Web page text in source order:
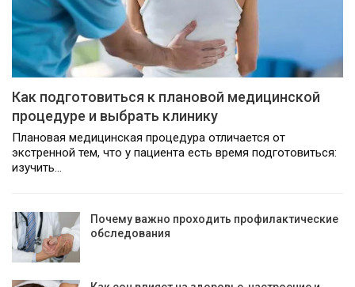
Как подготовиться к плановой медицинской
процедуре и выбрать клинику
Плановая медицинская процедура отличается от
экстренной тем, что у пациента есть время подготовиться:
изучить…
Почему важно проходить профилактические
обследования